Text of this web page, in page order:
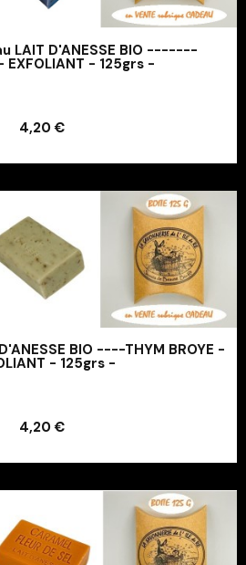
LAIT D'ANESSE BIO -------
EXFOLIANT - 125grs -
4,20 €
au panier
BIO ----THYM BROYE -
- 125grs -
4,20 €
au panier